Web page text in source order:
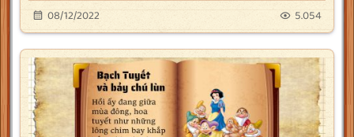
08/12/2022 5.054